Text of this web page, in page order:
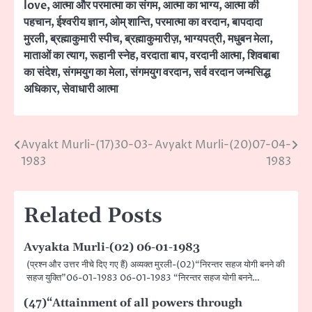
love,आत्मा और परमात्मा का संगम,आत्मा का भाग्य,आत्मा की
पहचान,ईश्वरीय ज्ञान,ओम् शान्ति,परमात्मा का वरदान,बापदादा
मुरली,ब्रह्माकुमारी स्पीच,ब्रह्माकुमारीज़,भाग्यपत्री,मधुबन मेला,
माताओं का त्याग,रूहानी स्नेह,वरदाता बाप,वरदानी आत्मा,शिवबाबा
का संदेश,संगमयुग का मेला,संगमयुग वरदान,सर्व वरदान जन्मसिद्ध
अधिकार,सेवाधारी आत्मा
Post
Avyakt Murli-(17)30-03-
1983
Avyakt Murli-(20)07-04-
1983
Related Posts
Avyakta Murli-(02) 06-01-1983
(प्रश्न और उत्तर नीचे दिए गए हैं) अव्यक्त मुरली-(02)“निरन्तर सहज योगी बनने की
सहज युक्ति”06-01-1983 06-01-1983 “निरन्तर सहज योगी बनने…
(47)“Attainment of all powers through